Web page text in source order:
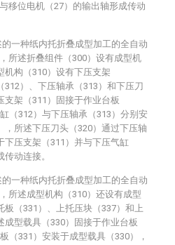
移位电机（27）的输出轴形成传动
一种纸内托折叠成型加工的全自动
所述折叠组件（300）设有成型机
机构（310）设有下压支架
312）、下压轴承（313）和下压刀
支架（311）固接于作业台板
（312）与下压轴承（313）分别安
，所述下压刀头（320）通过下压轴
下压支架（311）并与下压气缸
传动连接。
一种纸内托折叠成型加工的全自动
所述成型机构（310）还设有成型
板（331）、上托压块（337）和上
成型载具（330）固接于作业台板
（331）安装于成型载具（330），